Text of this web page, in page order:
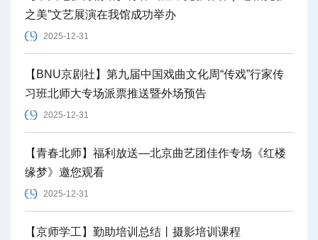
之美”文艺展演在我馆成功举办
2025-12-31
【BNU京剧社】第九届中国戏曲文化周“传戏”行家传
习班北师大专场派票推送暨外场预告
2025-12-31
【青春北师】福利放送—北京曲艺团佳作专场《红楼
缘梦》邀您观看
2025-12-31
【京师学工】勤助培训总结丨摄影培训课程